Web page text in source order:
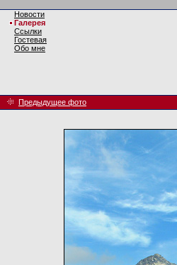
Новости
Галерея
Ссылки
Гостевая
Обо мне
Предыдущее фото